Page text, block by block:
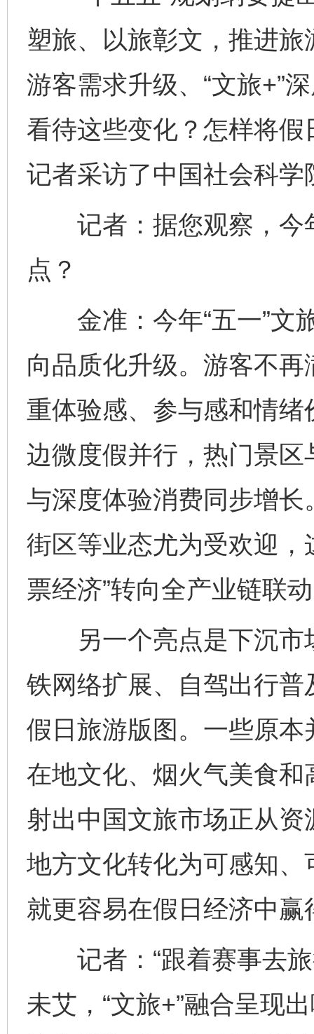
塑旅、以旅彰文，推进旅
游客需求升级、“文旅+”
看待这些变化？怎样将假
记者采访了中国社会科
记者：据您观察，今
点？
金准：今年“五一”文
向品质化升级。游客不再
重体验感、参与感和情
边微度假并行，热门景
与深度体验消费同步增
街区等业态尤为受欢迎，
票经济”转向全产业链联
另一个亮点是下沉市
铁网络扩展、自驾出行
假日旅游版图。一些原
在地文化、烟火气美食和
射出中国文旅市场正从
地方文化转化为可感知
就更容易在假日经济中赢
记者：“跟着赛事去旅
未艾，“文旅+”融合呈现